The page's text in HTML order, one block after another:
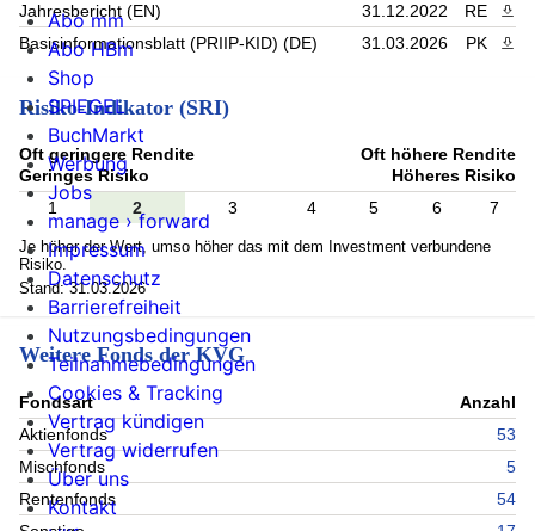
Jahresbericht (EN)
31.12.2022 RE
Basisinformationsblatt (PRIIP-KID) (DE)
31.03.2026 PK
Risiko-Indikator (SRI)
Oft geringere Rendite
Geringes Risiko
Oft höhere Rendite
Höheres Risiko
1
2 3 4 5 6 7
Je höher der Wert, umso höher das mit dem Investment verbundene
Risiko.
Stand: 31.03.2026
Weitere Fonds der KVG
Fondsart
Anzahl
Aktienfonds
53
Mischfonds
5
Rentenfonds
54
Abo mm
Abo HBm
Shop
SPIEGEL
BuchMarkt
Werbung
Jobs
manage › forward
Impressum
Datenschutz
Barrierefreiheit
Nutzungsbedingungen
Teilnahmebedingungen
Cookies & Tracking
Vertrag kündigen
Vertrag widerrufen
Über uns
Kontakt